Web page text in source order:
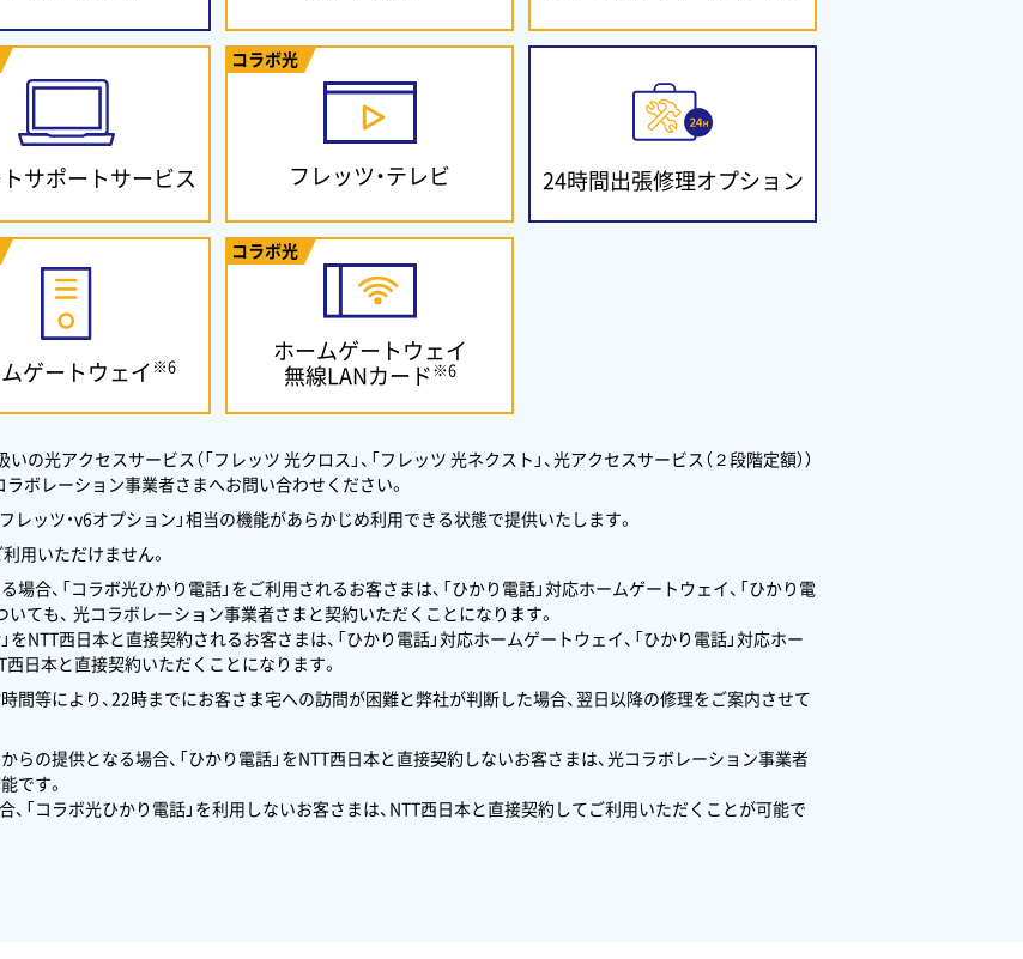
サポートサービス
コラボ光
フレッツ・テレビ 24時間出張修理オプション
ゲートウェイ ※6
コラボ光
ホームゲートウェイ
無線LANカード ※6
光アクセスサービス（「フレッツ 光クロス」、「フレッツ 光ネクスト」、光アクセスサービス（２段階定額））
ボレーション事業者さまへお問い合わせください。
レッツ・v6オプション」相当の機能があらかじめ利用できる状態で提供いたします。
用いただけません。
、「コラボ光ひかり電話」をご利用されるお客さまは、「ひかり電話」対応ホームゲートウェイ、「ひかり電
ても、 光コラボレーション事業者さまと契約いただくことになります。
をNTT西日本と直接契約されるお客さまは、「ひかり電話」対応ホームゲートウェイ、「ひかり電話」対応ホー
日本と直接契約いただくことになります。
等により、22時までにお客さま宅への訪問が困難と弊社が判断した場合、翌日以降の修理をご案内させて
の提供となる場合、「ひかり電話」をNTT西日本と直接契約しないお客さまは、光コラボレーション事業者
です。
「コラボ光ひかり電話」を利用しないお客さまは、NTT西日本と直接契約してご利用いただくことが可能で